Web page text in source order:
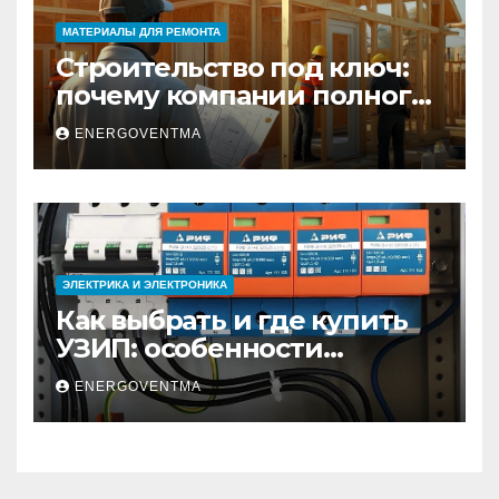
МАТЕРИАЛЫ ДЛЯ РЕМОНТА
Строительство под ключ:
почему компании полного
цикла меняют рынок
недвижимости
ENERGOVENTMA
ЭЛЕКТРИКА И ЭЛЕКТРОНИКА
Как выбрать и где купить
УЗИП: особенности
устройств защиты от
импульсных
перенапряжений
ENERGOVENTMA